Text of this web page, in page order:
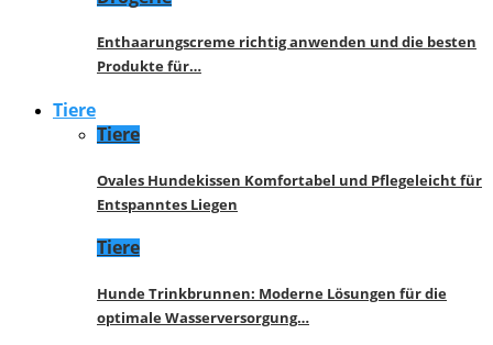
Enthaarungscreme richtig anwenden und die besten
Produkte für…
Tiere
Tiere
Ovales Hundekissen Komfortabel und Pflegeleicht für
Entspanntes Liegen
Tiere
Hunde Trinkbrunnen: Moderne Lösungen für die
optimale Wasserversorgung…